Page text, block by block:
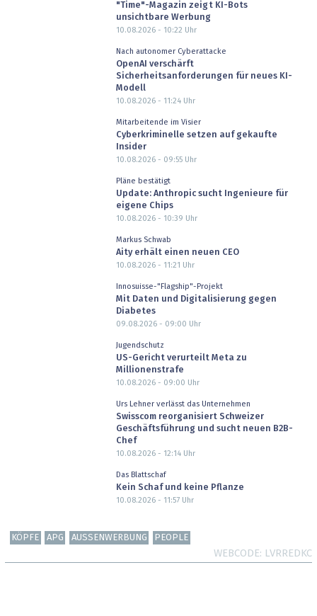
"Time"-Magazin zeigt KI-Bots
unsichtbare Werbung
10.08.2026 - 10:22 Uhr
Nach autonomer Cyberattacke
OpenAI verschärft
Sicherheitsanforderungen für neues KI-
Modell
10.08.2026 - 11:24Uhr
Mitarbeitende im Visier
Cyberkriminelle setzen auf gekaufte
Insider
10.08.2026 - 09:55Uhr
Pläne bestätigt
Update: Anthropic sucht Ingenieure für
eigene Chips
10.08.2026 - 10:39 Uhr
Markus Schwab
Aity erhält einen neuen CEO
10.08.2026 - 11:21 Uhr
Innosuisse-"Flagship"-Projekt
Mit Daten und Digitalisierung gegen
Diabetes
09.08.2026 - 09:00 Uhr
Jugendschutz
US-Gericht verurteilt Meta zu
Millionenstrafe
10.08.2026 - 09:00 Uhr
Urs Lehner verlässt das Unternehmen
Swisscom reorganisiert Schweizer
Geschäftsführung und sucht neuen B2B-
Chef
10.08.2026 - 12:14Uhr
Das Blattschaf
Kein Schaf und keine Pflanze
10.08.2026 - 11:57Uhr
KÖPFE APG AUSSENWERBUNG PEOPLE
WEBCODE LVRREDKC